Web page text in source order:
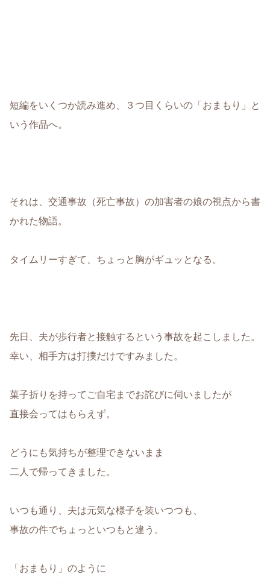
短編をいくつか読み進め、３つ目くらいの「おまもり」と
いう作品へ。
それは、交通事故（死亡事故）の加害者の娘の視点から書
かれた物語。
タイムリーすぎて、ちょっと胸がギュッとなる。
先日、夫が歩行者と接触するという事故を起こしました。
幸い、相手方は打撲だけですみました。
菓子折りを持ってご自宅までお詫びに伺いましたが
直接会ってはもらえず。
どうにも気持ちが整理できないまま
二人で帰ってきました。
いつも通り、夫は元気な様子を装いつつも、
事故の件でちょっといつもと違う。
「おまもり」のように